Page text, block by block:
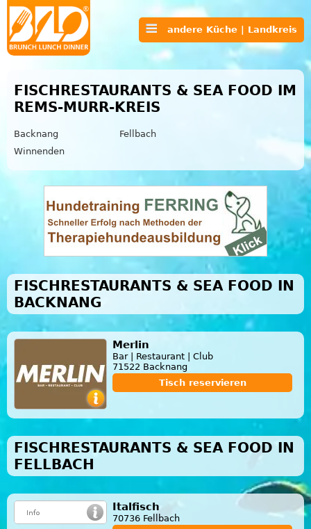
andere Küche | Landkreis
FISCHRESTAURANTS & SEA FOOD IM
REMS-MURR-KREIS
Backnang
Fellbach
Winnenden
FISCHRESTAURANTS & SEA FOOD IN
BACKNANG
Merlin
Bar | Restaurant | Club
71522 Backnang
Tisch reservieren
FISCHRESTAURANTS & SEA FOOD IN
FELLBACH
Italfisch
70736 Fellbach